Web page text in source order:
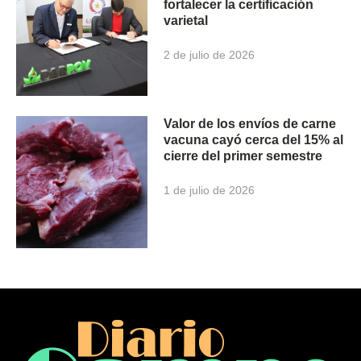
fortalecer la certificación
varietal
2 de julio de 2026
Valor de los envíos de carne
vacuna cayó cerca del 15% al
cierre del primer semestre
1 de julio de 2026